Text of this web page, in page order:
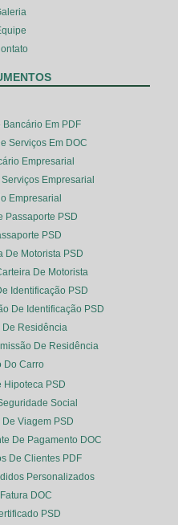
Bancário Em PDF
Serviços Em DOC
Empresarial
Empresarial
Empresarial
Passaporte PSD
PSD
De Motorista PSD
De Motorista
Identificação PSD
De Identificação PSD
De Residência
De Residência
Do Carro
Hipoteca PSD
Social
Viagem PSD
De Pagamento DOC
De Clientes PDF
Personalizados
DOC
PSD